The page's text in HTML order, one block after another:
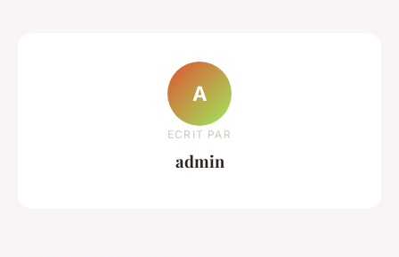
A
ECRIT PAR
admin